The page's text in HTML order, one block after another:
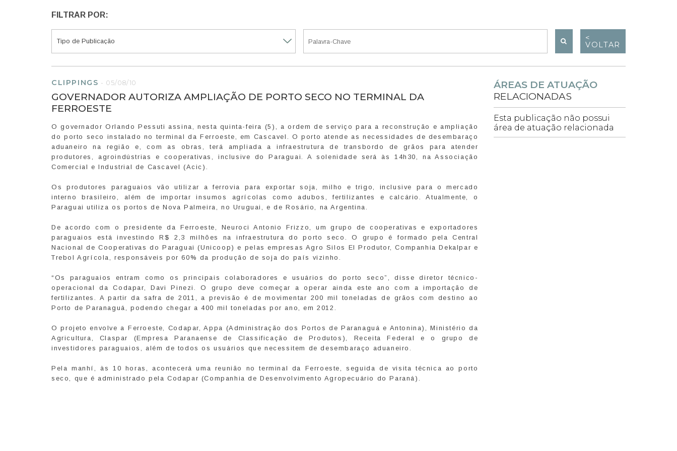
FILTRAR POR:
<
VOLTAR
CLIPPINGS -05/08/10
GOVERNADOR AUTORIZA AMPLIAÇÃO DE PORTO SECO NO TERMINAL DA
FERROESTE
O governador Orlando Pessuti assina, nesta quinta-feira (5), a ordem de serviço para a reconstrução e ampliação
do porto seco instalado no terminal da Ferroeste, em Cascavel. O porto atende as necessidades de desembaraço
aduaneiro na região e, com as obras, terá ampliada a infraestrutura de transbordo de grãos para atender
produtores, agroindústrias e cooperativas, inclusive do Paraguai. A solenidade será às 14h30, na Associação
Comercial e Industrial de Cascavel (Acic).
Os produtores paraguaios vão utilizar a ferrovia para exportar soja, milho e trigo, inclusive para o mercado
interno brasileiro, além de importar insumos agrícolas como adubos, fertilizantes e calcário. Atualmente, o
Paraguai utiliza os portos de Nova Palmeira, no Uruguai, e de Rosário, na Argentina.
De acordo com o presidente da Ferroeste, Neuroci Antonio Frizzo, um grupo de cooperativas e exportadores
paraguaios está investindo R$ 2,3 milhões na infraestrutura do porto seco. O grupo é formado pela Central
Nacional de Cooperativas do Paraguai (Unicoop) e pelas empresas Agro Silos El Produtor, Companhia Dekalpar e
Trebol Agrícola, responsáveis por 60% da produção de soja do país vizinho.
“Os paraguaios entram como os principais colaboradores e usuários do porto seco”, disse diretor técnico-
operacional da Codapar, Davi Pinezi. O grupo deve começar a operar ainda este ano com a importação de
fertilizantes. A partir da safra de 2011, a previsão é de movimentar 200 mil toneladas de grãos com destino ao
Porto de Paranaguá, podendo chegar a 400 mil toneladas por ano, em 2012.
O projeto envolve a Ferroeste, Codapar, Appa (Administração dos Portos de Paranaguá e Antonina), Ministério da
Agricultura, Claspar (Empresa Paranaense de Classificação de Produtos), Receita Federal e o grupo de
investidores paraguaios, além de todos os usuários que necessitem de desembaraço aduaneiro.
Pela manhí, às 10 horas, acontecerá uma reunião no terminal da Ferroeste, seguida de visita técnica ao porto
seco, que é administrado pela Codapar (Companhia de Desenvolvimento Agropecuário do Paraná).
ÁREAS DE ATUAÇÃO
RELACIONADAS
Esta publicação não possui
área de atuação relacionada